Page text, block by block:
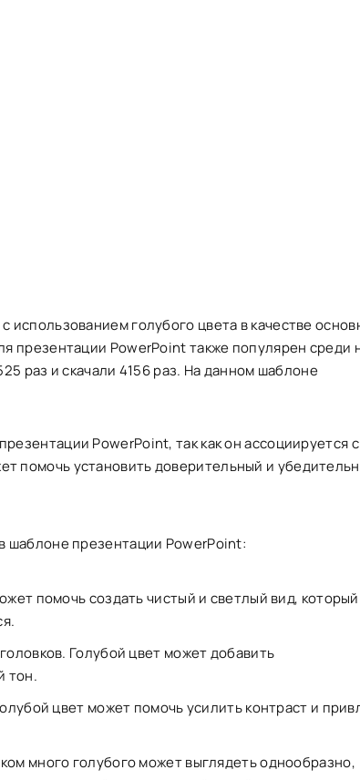
голубого цвета в качестве
презентации PowerPoint также популярен среди
раз и скачали 4156 раз. На данном шаблоне
PowerPoint, так как он ассоциируется с
помочь установить доверительный и
шаблоне презентации PowerPoint:
помочь создать чистый и светлый вид, который
Голубой цвет может добавить
тон.
цвет может помочь усилить контраст и
много голубого может выглядеть однообразно,